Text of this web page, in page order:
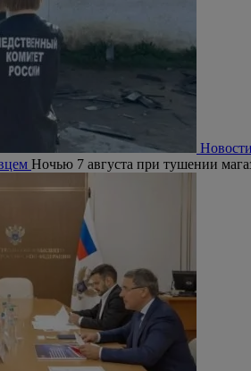
Новости
Ночью 7 августа при тушении